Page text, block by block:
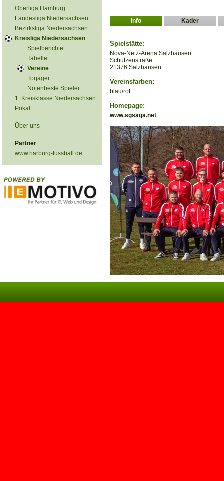
Oberliga Hamburg
Landesliga Niedersachsen
Bezirksliga Niedersachsen
Kreisliga Niedersachsen
Spielberichte
Tabelle
Vereine
Torjäger
Notenbeste Spieler
1. Kreisklasse Niedersachsen
Pokal
Über uns
Partner
www.harburg-fussball.de
Info Kader
Spielstätte:
Nova-Netz-Arena Salzhausen
Schützenstraße
21376 Salzhausen
Vereinsfarben:
blau/rot
Homepage:
www.sgsaga.net